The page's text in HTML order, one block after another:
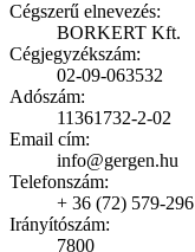
Cégszerű elnevezés:
BORKERT Kft.
Cégjegyzékszám:
02-09-063532
Adószám:
11361732-2-02
Email cím:
info@gergen.hu
Telefonszám:
+ 36 (72) 579-296
Irányítószám:
7800